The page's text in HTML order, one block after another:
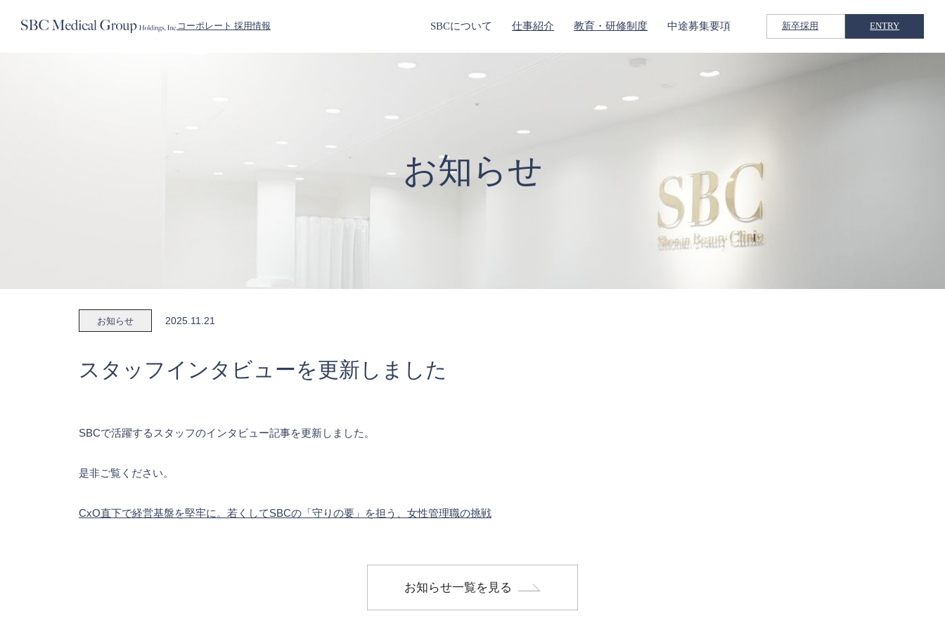
コーポレート 採用情報 SBCについて 仕事紹介 教育・研修制度 中途募集要項 新卒採用 ENTRY
お知らせ
お知らせ 2025.11.21
スタッフインタビューを更新しました
SBCで活躍するスタッフのインタビュー記事を更新しました。
是非ご覧ください。
CxO直下で経営基盤を堅牢に。若くしてSBCの「守りの要」を担う、女性管理職の挑戦
お知らせ一覧を見る